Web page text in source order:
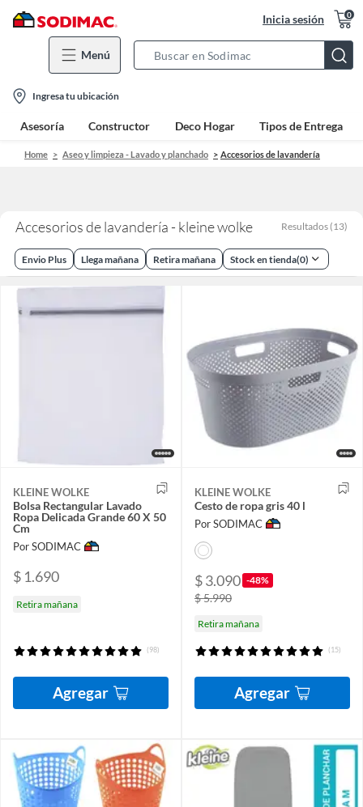
Inicia sesión 0
Menú
Bar
location-
icon
Ingresa tu ubicación
Asesoría Constructor Deco Hogar Tipos de Entrega
Home Aseo y limpieza - Lavado y planchado Accesorios de lavandería
Accesorios de lavandería - kleine wolke Resultados (13)
Envio Plus Llega mañana Retira mañana Stock en tienda(0)
KLEINE WOLKE
Bolsa Rectangular Lavado
Ropa Delicada Grande 60 X 50
Cm
Por SODIMAC
$ 1.690
Retira mañana
(98)
Agregar
KLEINE WOLKE
Cesto de ropa gris 40 l
Por SODIMAC
$ 3.090 -48%
$ 5.990
Retira mañana
(15)
Agregar